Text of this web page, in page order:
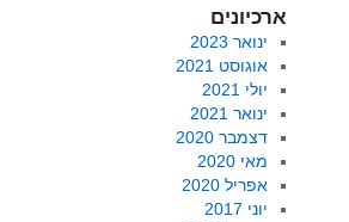
ארכיונים
ינואר 2023
אוגוסט 2021
יולי 2021
ינואר 2021
דצמבר 2020
מאי 2020
אפריל 2020
יוני 2017